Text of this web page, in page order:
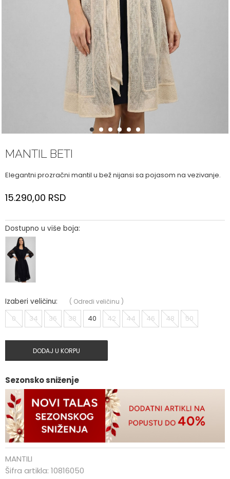
1 2 3 4 5 6
MANTIL BETI
Elegantni prozračni mantil u bež nijansi sa pojasom na vezivanje.
15.290,00 RSD
Dostupno u više boja:
Izaberi veličinu: ( Odredi veličinu )
0 34 36 38 40 42 44 46 48 50
DODAJ U KORPU
Sezonsko sniženje
MANTILI
Šifra artikla: 10816050